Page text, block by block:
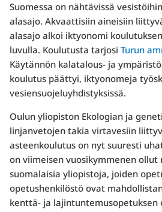
Suomessa on nähtävissä
alasajo. Akvaattisiin aineisiin
alasajo alkoi iktyonomi
luvulla. Koulutusta tarjosi Turun
Käytännön kalatalous- ja
koulutus päättyi, iktyonomeja
vesiensuojeluyhdistyksissä.
Oulun yliopiston Ekologian ja
linjanvetojen takia virtavesiin
asteenkoulutus on nyt suuresti
on viimeisen vuosikymmenen ollut
suomalaisia yliopistoja, joiden
opetushenkilöstö ovat
kenttä- ja lajintuntemusopetuksen